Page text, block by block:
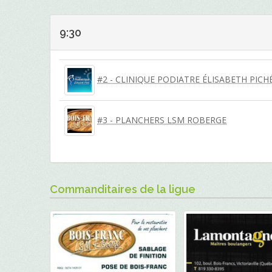
9:30
#2 - CLINIQUE PODIATRE ÉLISABETH
#3 - PLANCHERS LSM ROBERGE
Commanditaires de la ligue